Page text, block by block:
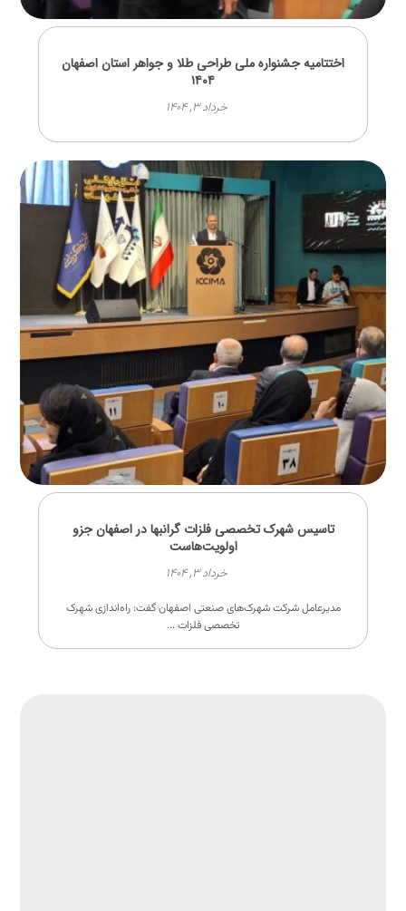
اختتامیه جشنواره ملی طراحی طلا و جواهر استان اصفهان
۱۴۰۴
خرداد ۳, ۱۴۰۴
تاسیس شهرک تخصصی فلزات گرانبها در اصفهان جزو
اولویت‌هاست
خرداد ۳, ۱۴۰۴
مدیرعامل شرکت شهرک‌های صنعتی اصفهان گفت: راه‌اندازی شهرک
تخصصی فلزات ...